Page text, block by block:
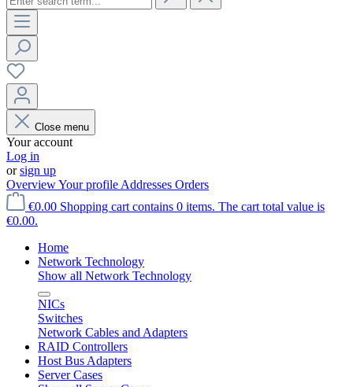
Close menu
Your account
Log in
orsign up
OverviewYour profile Addresses Orders
€0.00 Shopping cart contains 0 items. The cart total value is
€0.00.
Home
Network Technology
Show all Network Technology
NICs
Switches
Network Cables and Adapters
RAID Controllers
Host Bus Adapters
Server Cases